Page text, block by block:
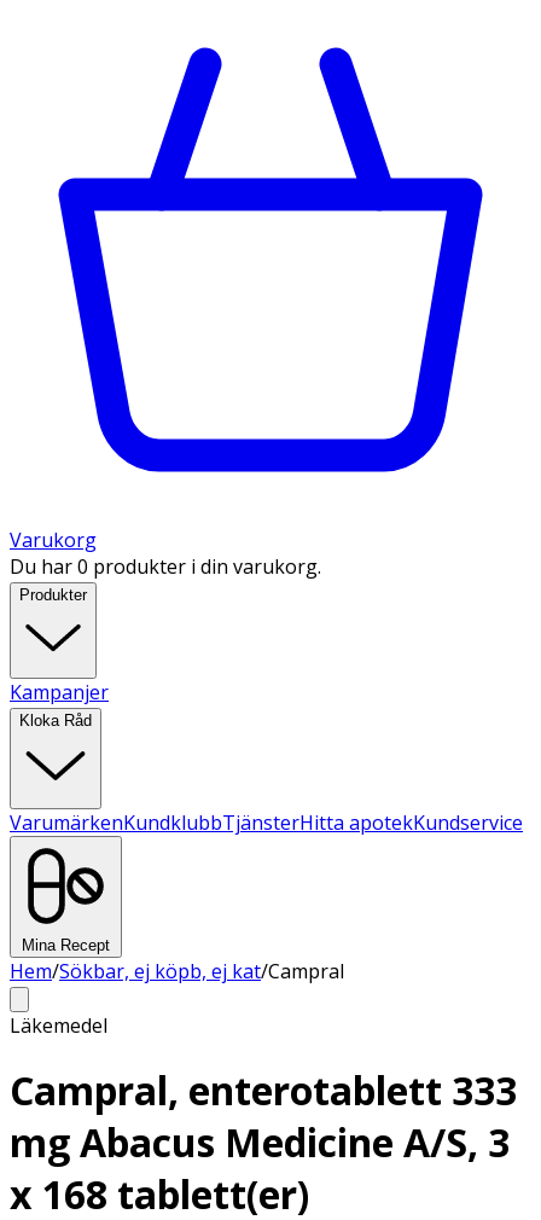
Varukorg
Du har 0 produkter i din varukorg.
Produkter
Kampanjer
Kloka Råd
VarumärkenKundklubbTjänsterHitta apotekKundservice
Mina Recept
Hem/Sökbar, ej köpb, ej kat/Campral
Läkemedel
Campral, enterotablett 333
mg Abacus Medicine A/S, 3
x 168 tablett(er)